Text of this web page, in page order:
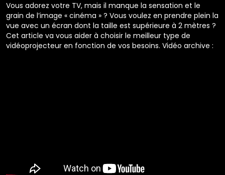
Vous adorez votre TV, mais il manque la sensation et le
grain de l’image « cinéma » ? Vous voulez en prendre plein la
vue avec un écran dont la taille est supérieure à 2 mètres ?
Cet article va vous aider à choisir le meilleur type de
vidéoprojecteur en fonction de vos besoins. Vidéo archive :